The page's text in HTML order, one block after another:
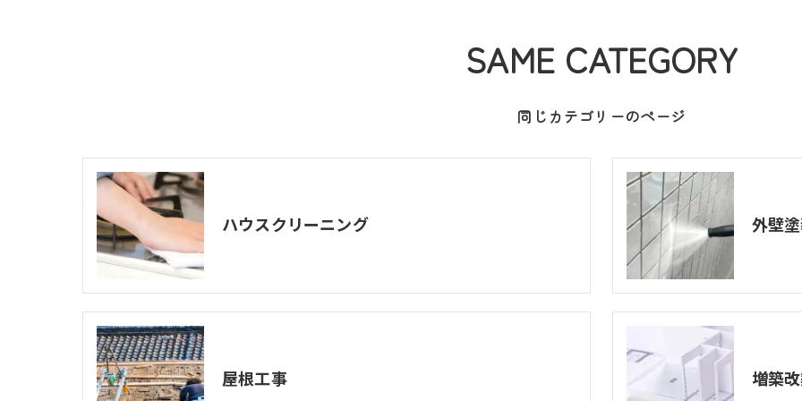
同じカテゴリーのページ
SAME CATEGORY
ハウスクリーニング 外壁
屋根工事 増築